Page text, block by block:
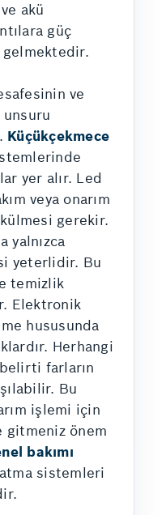
akü
güç
gelmektedir.
ve
unsuru
Küçükçekmece
yer alır. Led
veya onarım
gerekir.
yalnızca
yeterlidir. Bu
temizlik
Elektronik
hususunda
Herhangi
farların
Bu
işlemi için
gitmeniz önem
bakımı
sistemleri